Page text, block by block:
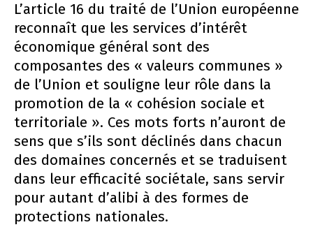
L’article 16 du traité de l’Union européenne
reconnaît que les services d’intérêt
économique général sont des
composantes des « valeurs communes »
de l’Union et souligne leur rôle dans la
promotion de la « cohésion sociale et
territoriale ». Ces mots forts n’auront de
sens que s’ils sont déclinés dans chacun
des domaines concernés et se traduisent
dans leur efficacité sociétale, sans servir
pour autant d’alibi à des formes de
protections nationales.